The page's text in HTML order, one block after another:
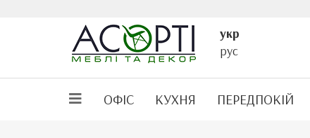
укр
рус
ОФІС КУХНЯ ПЕРЕДПОКІЙ